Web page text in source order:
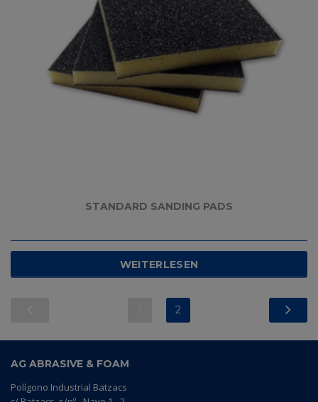
STANDARD SANDING PADS
WEITERLESEN
2
AG ABRASIVE & FOAM
Polígono Industrial Batzacs